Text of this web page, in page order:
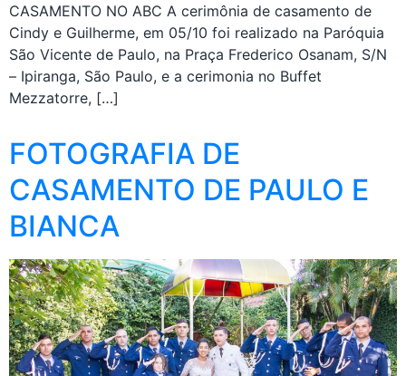
CASAMENTO NO ABC A cerimônia de casamento de
Cindy e Guilherme, em 05/10 foi realizado na Paróquia
São Vicente de Paulo, na Praça Frederico Osanam, S/N
– Ipiranga, São Paulo, e a cerimonia no Buffet
Mezzatorre, […]
FOTOGRAFIA DE
CASAMENTO DE PAULO E
BIANCA